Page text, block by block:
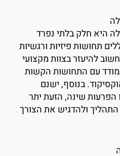
חלק בלתי נפרד
פיזיות ורגשיות
להיעזר בצוות מקצועי
עם התחושות הקשות
בנוסף, ישנם
שינה, הזעת יתר
ולהדגיש את הצורך